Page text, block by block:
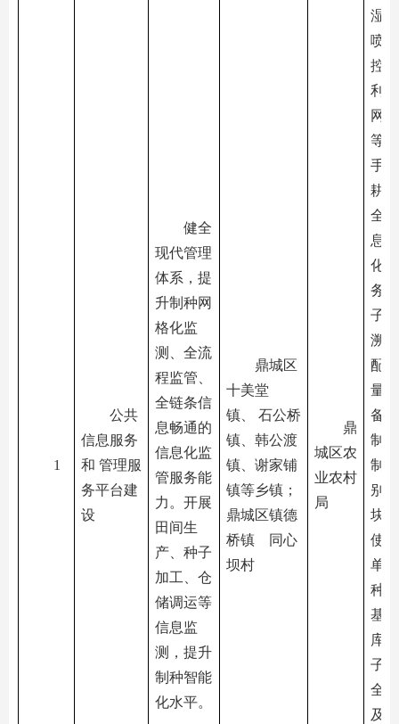
1
公共
信息服务
和 管理服
务平台建
设
健全
现代管理
体系，提
升制种网
格化监
测、全流
程监管、
全链条信
息畅通的
信息化监
管服务能
力。开展
田间生
产、种子
加工、仓
储调运等
信息监
测，提升
制种智能
化水平。
鼎城区
十美堂
镇、 石公桥
镇、韩公渡
镇、谢家铺
镇等乡镇；
鼎城区镇德
桥镇 同心
坝村
鼎
城区农
业农村
局
湿
喷
控
利
网
等
手
耕
全
息
化
务
子
溯
配
量
备
制
制
别
块
使
单
种
基
库
子
全
及